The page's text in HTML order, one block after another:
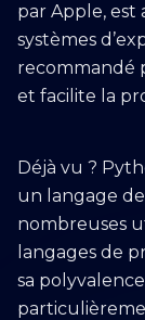
par Apple, est
systèmes
recommandé
et facilite la
Déjà vu ?
un langage
nombreuses
langages de
sa